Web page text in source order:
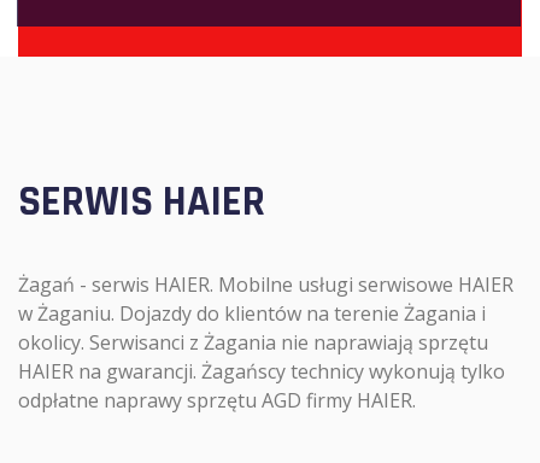
SERWIS HAIER
Żagań - serwis HAIER. Mobilne usługi serwisowe HAIER
w Żaganiu. Dojazdy do klientów na terenie Żagania i
okolicy. Serwisanci z Żagania nie naprawiają sprzętu
HAIER na gwarancji. Żagańscy technicy wykonują tylko
odpłatne naprawy sprzętu AGD firmy HAIER.